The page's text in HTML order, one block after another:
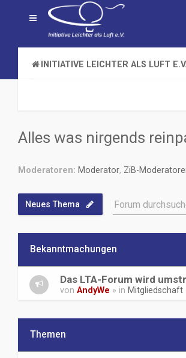
INITIATIVE LEICHTER ALS LUFT E.V.
Alles was nirgends
Moderatoren: Moderator, ZiB-
Neues Thema Forum
Bekanntmachungen
Das LTA-Forum wird
von AndyWe » in Mitgliedschaft
Themen